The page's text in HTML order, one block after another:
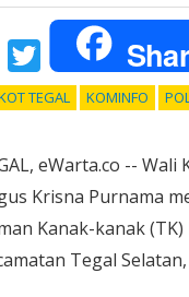
FacebookTwitter
TEGAL KOMINFO
eWarta.co --
Krisna Purnama
Kanak-kanak
Tegal